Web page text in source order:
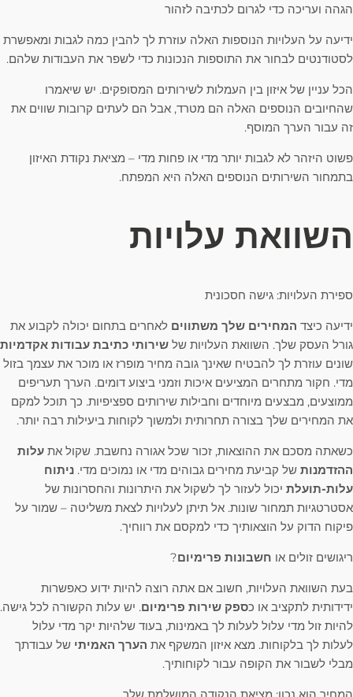
הגהה ועריכה כדי לגרום לכתיבה לזהור
ידיעה על העלויות הנוספות האלה עוזרת לך להבין כמה לגבות ומאפשרת
לסטודנטים לבחור את התוספות הנכונות כדי לשפר את העבודות שלהם.
הכל עניין של איזון בין העמלות לשירותים המסופקים. יש שיאמרו
שהחיובים הנוספים האלה הם מטרד, אבל הם לעתים קרובות שווים את
זה עבור הערך המוסף.
פשוט היזהר לא לגבות יותר מדי או פחות מדי – מציאת נקודת האיזון
בתמחור השירותים הנוספים האלה היא המפתח.
השוואת עלויות
ספירת העלויות: גישה חסכונית
ידיעה כיצד המחירים שלך משתווים לאחרים בתחום יכולה לקבוע את
גורל העסק שלך. השוואת העלויות של שירותי כתיבת עבודות אקדמיות
שונים עוזרת לך להבטיח שאינך גובה מחיר מופרז או מוכר את עצמך בזול
מדי. חקור מתחרים המציעים איכות וזמני ביצוע דומים. הערך תעריפים
ממוצעים, מבצעים מיוחדים וחבילות שירותים ספציפיות. כך תוכל למקם
את המחירים שלך בצורה תחרותית ולמשוך לקוחות ביעילות רבה יותר.
כשאתה מסכם את ההוצאות, זכור שכל אגורה נחשבת. שקול את עלות
ההזדמנות של קביעת מחירים גבוהים מדי או נמוכים מדי. ניתוח
עלות-תועלת יכול לעזור לך לשקול את היתרונות והחסרונות של
אסטרטגיות תמחור שונות. אל תיתן לעלויות לצאת משליטה – שמור על
פיקוח הדוק על הוצאותיך כדי למקסם את רווחיך.
ריגושים זולים או חשבונות פרימיום?
בעת השוואת העלויות, חשוב אם אתה רוצה להיות ידוע כאפשרות
ידידותית לתקציב או כספק שירות פרימיום. יש עלות הקשורה לכל גישה.
להיות זול מדי עלול לעלות לך באמינות, בעוד שלהיות יקר מדי עלול
לעלות לך בלקוחות. מצא איזון המשקף את הערך האמיתי של עבודתך
מבלי לשבור את הקופה עבור לקוחותיך.